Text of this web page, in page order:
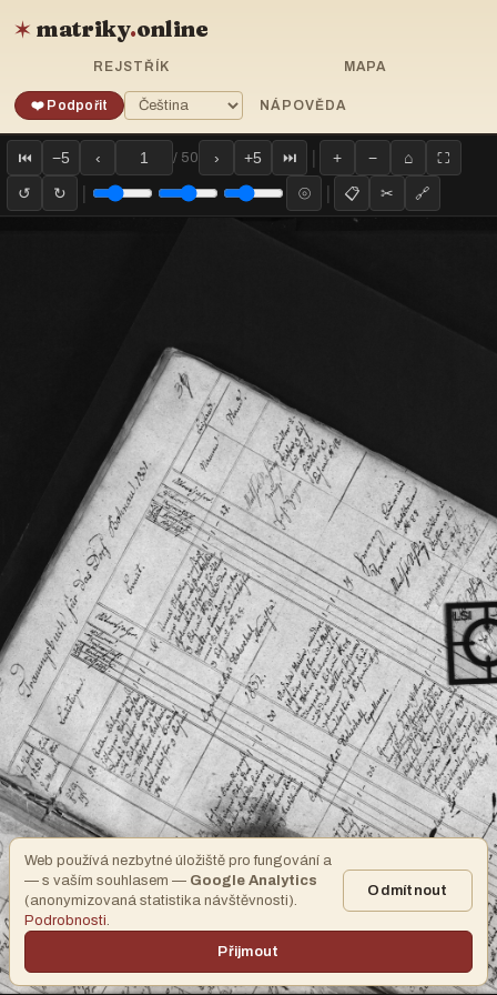
✶ matriky.online
REJSTŘÍK MAPA
❤️ Podpořit NÁPOVĚDA
⏮ −5 ‹ / 50 › +5 ⏭ + − ⌂ ⛶
↺ ↻ ⦾ 📋 ✂ 🔗
Web používá nezbytné úložiště pro fungování a
— s vaším souhlasem — Google Analytics
(anonymizovaná statistika návštěvnosti).
Podrobnosti.
Odmítnout
Přijmout